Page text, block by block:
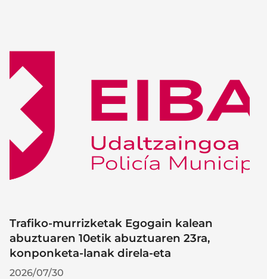
Trafiko-murrizketak Egogain kalean
abuztuaren 10etik abuztuaren 23ra,
konponketa-lanak direla-eta
2026/07/30